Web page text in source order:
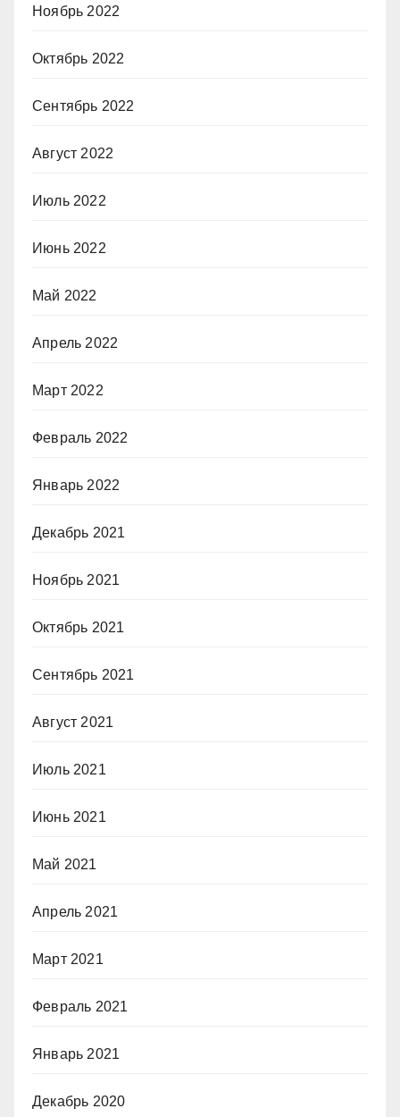
Ноябрь 2022
Октябрь 2022
Сентябрь 2022
Август 2022
Июль 2022
Июнь 2022
Май 2022
Апрель 2022
Март 2022
Февраль 2022
Январь 2022
Декабрь 2021
Ноябрь 2021
Октябрь 2021
Сентябрь 2021
Август 2021
Июль 2021
Июнь 2021
Май 2021
Апрель 2021
Март 2021
Февраль 2021
Январь 2021
Декабрь 2020